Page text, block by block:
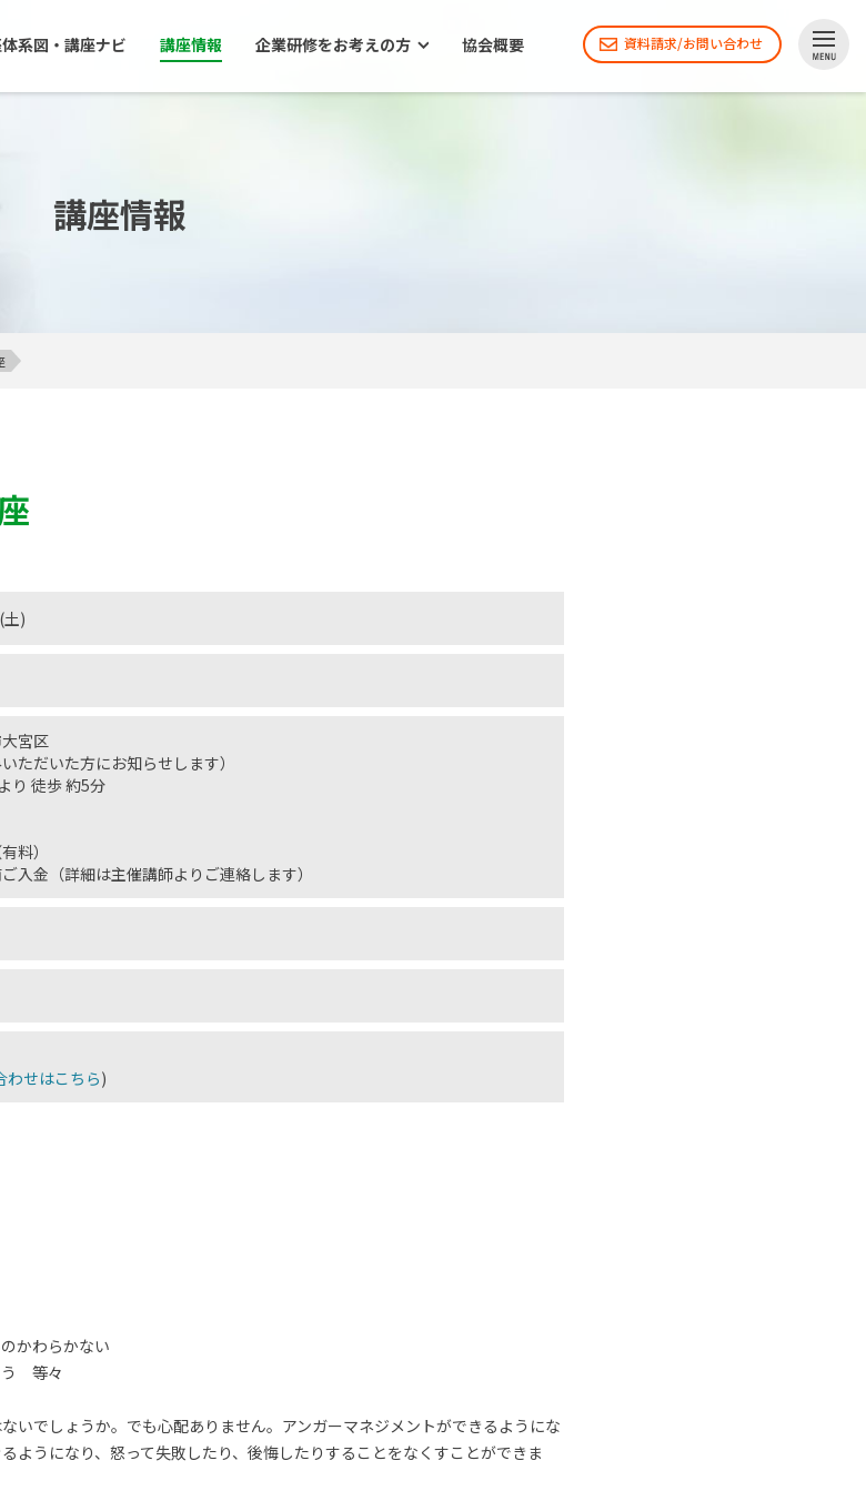
系図・講座ナビ 講座情報 企業研修をお考えの方 協会概要 資料請求/お問い合わせ
講座情報
)
宮区
ただいた方にお知らせします）
り 徒歩 約5分
料）
入金（詳細は主催講師よりご連絡します）
わせはこちら)
かわらかない
う 等々
いでしょうか。でも心配ありません。アンガーマネジメントができるようにな
ようになり、怒って失敗したり、後悔したりすることをなくすことができま